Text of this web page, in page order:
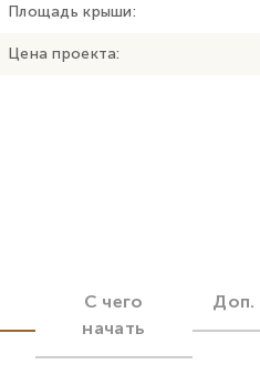
Площадь крыши:
Цена проекта:
С чего
начать
Доп.